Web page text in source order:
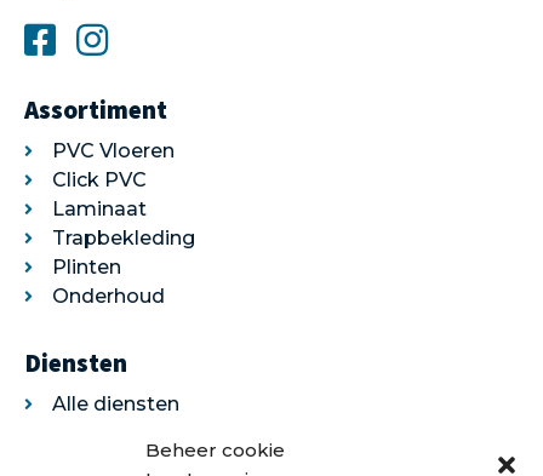
Beheer cookie
Assortiment
PVC Vloeren
Click PVC
Laminaat
Trapbekleding
Plinten
Onderhoud
Diensten
Alle diensten
Egaliseren